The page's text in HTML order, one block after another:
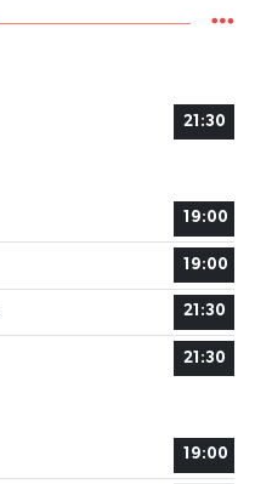
21:30
19:00
19:00
21:30
21:30
19:00